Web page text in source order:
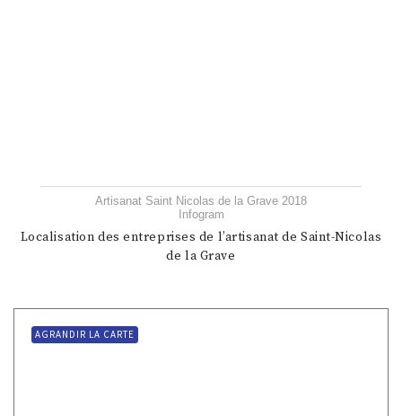
Artisanat Saint Nicolas de la Grave 2018
Infogram
Localisation des entreprises de l’artisanat de Saint-Nicolas
de la Grave
AGRANDIR LA CARTE